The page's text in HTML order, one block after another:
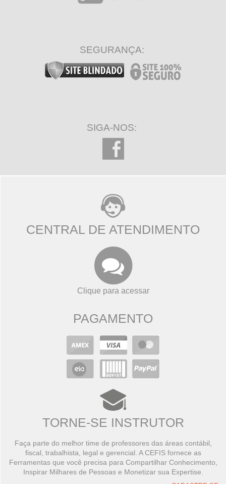
SEGURANÇA:
SIGA-NOS:
CENTRAL DE ATENDIMENTO
Clique para acessar
PAGAMENTO
TORNE-SE INSTRUTOR
Faça parte do melhor time de professores das áreas contábil,
fiscal, trabalhista, legal e gerencial. A CEFIS fornece as
Ferramentas que você precisa para Compartilhar Conhecimento,
Inspirar Milhares de Pessoas e Monetizar sua Expertise.